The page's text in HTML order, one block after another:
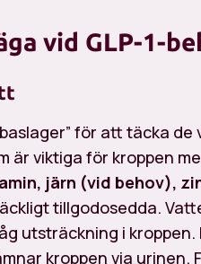
vid GLP-1-
för att täcka
viktiga för kroppen
järn (vid behov),
tillgodosedda.
utsträckning i
kroppen via urinen.